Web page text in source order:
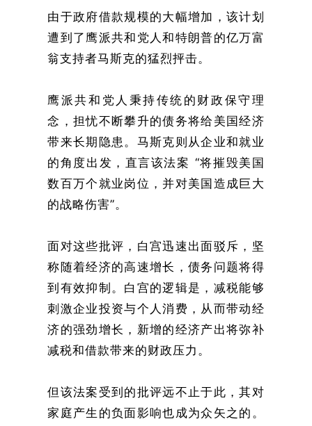
由于政府借款规模的大幅增加，该计划
遭到了鹰派共和党人和特朗普的亿万富
翁支持者马斯克的猛烈抨击。
鹰派共和党人秉持传统的财政保守理
念，担忧不断攀升的债务将给美国经济
带来长期隐患。马斯克则从企业和就业
的角度出发，直言该法案 “将摧毁美国
数百万个就业岗位，并对美国造成巨大
的战略伤害”。
面对这些批评，白宫迅速出面驳斥，坚
称随着经济的高速增长，债务问题将得
到有效抑制。白宫的逻辑是，减税能够
刺激企业投资与个人消费，从而带动经
济的强劲增长，新增的经济产出将弥补
减税和借款带来的财政压力。
但该法案受到的批评远不止于此，其对
家庭产生的负面影响也成为众矢之的。